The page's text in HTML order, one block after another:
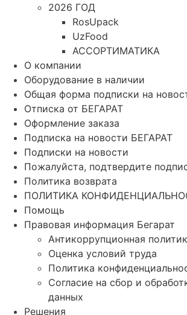
2026 ГОД
RosUpack
UzFood
АССОРТИМАТИКА
О компании
Оборудование в наличии
Общая форма подписки на
Отписка от БЕГАРАТ
Оформление заказа
Подписка на новости БЕГАРАТ
Подписки на новости
Пожалуйста, подтвердите
Политика возврата
ПОЛИТИКА
Помощь
Правовая информация Бегарат
Антикоррупционная
Оценка условий труда
Политика
Согласие на сбор и
данных
Решения